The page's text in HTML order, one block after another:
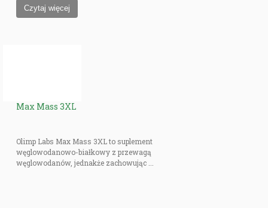
Max Mass 3XL
Olimp Labs Max Mass 3XL to suplement
węglowodanowo-białkowy z przewagą
węglowodanów, jednakże zachowując ...